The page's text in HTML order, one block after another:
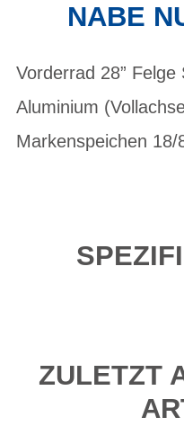
NABE
Vorderrad 28”
Aluminium
Markenspeichen 18/
ZULETZT